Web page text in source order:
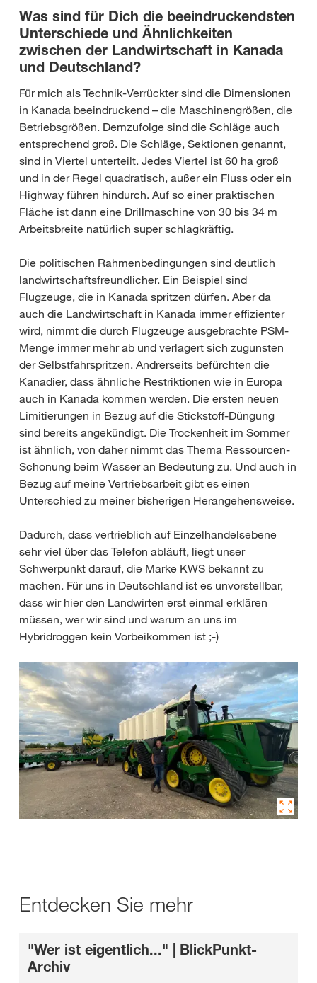
Was sind für Dich die beeindruckendsten
Unterschiede und Ähnlichkeiten
zwischen der Landwirtschaft in Kanada
und Deutschland?
Für mich als Technik-Verrückter sind die Dimensionen
in Kanada beeindruckend – die Maschinengrößen, die
Betriebsgrößen. Demzufolge sind die Schläge auch
entsprechend groß. Die Schläge, Sektionen genannt,
sind in Viertel unterteilt. Jedes Viertel ist 60 ha groß
und in der Regel quadratisch, außer ein Fluss oder ein
Highway führen hindurch. Auf so einer praktischen
Fläche ist dann eine Drillmaschine von 30 bis 34 m
Arbeitsbreite natürlich super schlagkräftig.
Die politischen Rahmenbedingungen sind deutlich
landwirtschaftsfreundlicher. Ein Beispiel sind
Flugzeuge, die in Kanada spritzen dürfen. Aber da
auch die Landwirtschaft in Kanada immer effizienter
wird, nimmt die durch Flugzeuge ausgebrachte PSM-
Menge immer mehr ab und verlagert sich zugunsten
der Selbstfahrspritzen. Andrerseits befürchten die
Kanadier, dass ähnliche Restriktionen wie in Europa
auch in Kanada kommen werden. Die ersten neuen
Limitierungen in Bezug auf die Stickstoff-Düngung
sind bereits angekündigt. Die Trockenheit im Sommer
ist ähnlich, von daher nimmt das Thema Ressourcen-
Schonung beim Wasser an Bedeutung zu. Und auch in
Bezug auf meine Vertriebsarbeit gibt es einen
Unterschied zu meiner bisherigen Herangehensweise.
Dadurch, dass vertrieblich auf Einzelhandelsebene
sehr viel über das Telefon abläuft, liegt unser
Schwerpunkt darauf, die Marke KWS bekannt zu
machen. Für uns in Deutschland ist es unvorstellbar,
dass wir hier den Landwirten erst einmal erklären
müssen, wer wir sind und warum an uns im
Hybridroggen kein Vorbeikommen ist ;-)
Entdecken Sie mehr
"Wer ist eigentlich..." | BlickPunkt-
Archiv